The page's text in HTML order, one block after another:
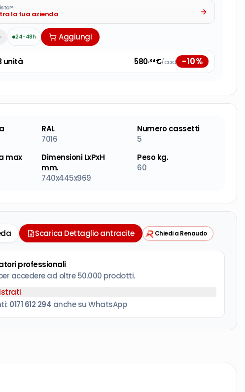
la tua azienda
24-48h Aggiungi
unità 580,84€/cad -10%
RAL
7016
Numero cassetti
5
max
Dimensioni LxPxH
mm.
740x445x969
Peso kg.
60
Scarica Dettaglio antracite Chiedi a Renaudo
professionali
accedere ad oltre 50.000 prodotti.
0171 612 294 anche su WhatsApp